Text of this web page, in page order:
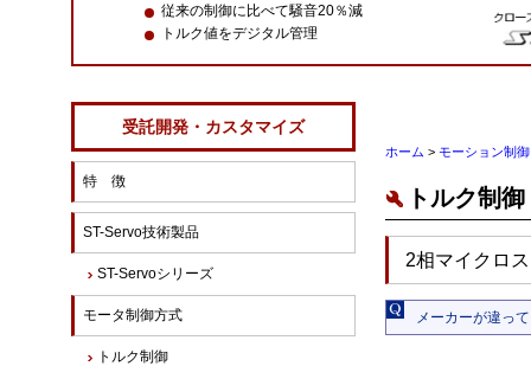
従来の制御に比べて騒音20％減
トルク値をデジタル管理
ホーム > モーション制
トルク制
2相マイクロ
メーカーが違っ
受託開発・カスタマイズ
特 徴
ST-Servo技術製品
ST-Servoシリーズ
モータ制御方式
トルク制御